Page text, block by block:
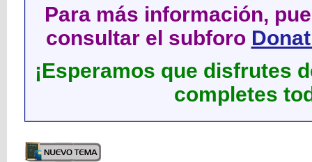
Para más información,
consultar el subforo
¡Esperamos que disfrutes
completes